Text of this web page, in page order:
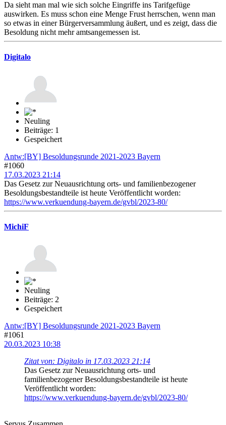
Da sieht man mal wie sich solche Eingriffe ins Tarifgefüge
auswirken. Es muss schon eine Menge Frust herrschen, wenn man
so etwas in einer Bürgerversammlung äußert, und es zeigt, dass die
Besoldung nicht mehr amtsangemessen ist.
Digitalo
Neuling
Beiträge: 1
Gespeichert
Antw:[BY] Besoldungsrunde 2021-2023 Bayern
#1060
17.03.2023 21:14
Das Gesetz zur Neuausrichtung orts- und familienbezogener
Besoldungsbestandteile ist heute Veröffentlicht worden:
https://www.verkuendung-bayern.de/gvbl/2023-80/
MichiF
Neuling
Beiträge: 2
Gespeichert
Antw:[BY] Besoldungsrunde 2021-2023 Bayern
#1061
20.03.2023 10:38
Zitat von: Digitalo in 17.03.2023 21:14
Das Gesetz zur Neuausrichtung orts- und
familienbezogener Besoldungsbestandteile ist heute
Veröffentlicht worden:
https://www.verkuendung-bayern.de/gvbl/2023-80/